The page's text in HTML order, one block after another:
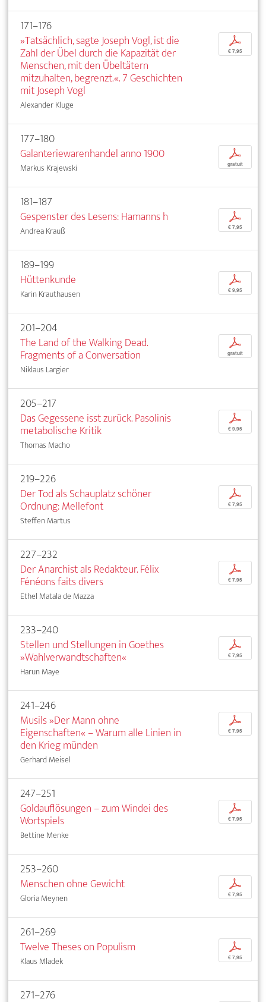
171–176
»Tatsächlich, sagte Joseph Vogl, ist die
Zahl der Übel durch die Kapazität der
Menschen, mit den Übeltätern
mitzuhalten, begrenzt.«. 7 Geschichten
mit Joseph Vogl
Alexander Kluge
p
€ 7,95
177–180
Galanteriewarenhandel anno 1900
Markus Krajewski
p
gratuit
181–187
Gespenster des Lesens: Hamanns h
Andrea Krauß
p
€ 7,95
189–199
Hüttenkunde
Karin Krauthausen
p
€ 9,95
201–204
The Land of the Walking Dead.
Fragments of a Conversation
Niklaus Largier
p
gratuit
205–217
Das Gegessene isst zurück. Pasolinis
metabolische Kritik
Thomas Macho
p
€ 9,95
219–226
Der Tod als Schauplatz schöner
Ordnung: Mellefont
Steffen Martus
p
€ 7,95
227–232
Der Anarchist als Redakteur. Félix
Fénéons faits divers
Ethel Matala de Mazza
p
€ 7,95
233–240
Stellen und Stellungen in Goethes
»Wahlverwandtschaften«
Harun Maye
p
€ 7,95
241–246
Musils »Der Mann ohne
Eigenschaften« – Warum alle Linien in
den Krieg münden
Gerhard Meisel
p
€ 7,95
247–251
Goldauflösungen – zum Windei des
Wortspiels
Bettine Menke
p
€ 7,95
253–260
Menschen ohne Gewicht
Gloria Meynen
p
€ 7,95
261–269
Twelve Theses on Populism
Klaus Mladek
p
€ 7,95
271–276